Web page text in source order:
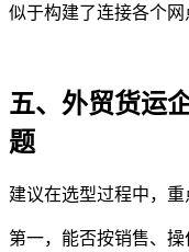
似于构建了连接各个网
五、外贸货运
题
建议在选型过程中，重
第一，能否按销售、